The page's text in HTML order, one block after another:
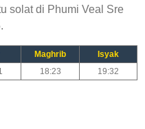
solat di Phumi Veal Sre
Maghrib
Isyak
18:23 19:32